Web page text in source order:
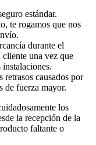
estándar.
te rogamos que nos
durante el
cliente una vez que
retrasos causados por
de fuerza mayor.
los
la recepción de la
faltante o